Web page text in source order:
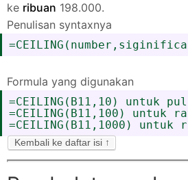
ke ribuan 198.000.
Penulisan syntaxnya
Formula yang digunakan
=CEILING(B11,10) untuk
=CEILING(B11,100) untuk
=CEILING(B11,1000) untuk
Kembali ke daftar isi ↑